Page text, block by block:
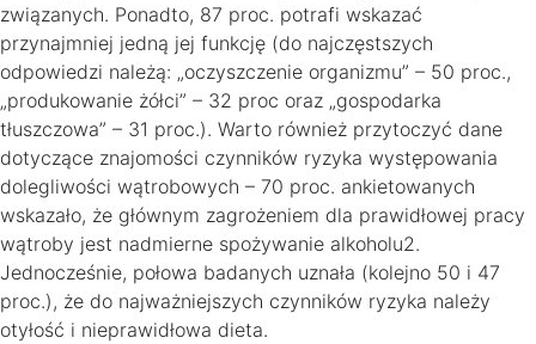
związanych. Ponadto, 87 proc. potrafi wskazać
przynajmniej jedną jej funkcję (do najczęstszych
odpowiedzi należą: „oczyszczenie organizmu” – 50 proc.,
„produkowanie żółci” – 32 proc oraz „gospodarka
tłuszczowa” – 31 proc.). Warto również przytoczyć dane
dotyczące znajomości czynników ryzyka występowania
dolegliwości wątrobowych – 70 proc. ankietowanych
wskazało, że głównym zagrożeniem dla prawidłowej pracy
wątroby jest nadmierne spożywanie alkoholu2.
Jednocześnie, połowa badanych uznała (kolejno 50 i 47
proc.), że do najważniejszych czynników ryzyka należy
otyłość i nieprawidłowa dieta.